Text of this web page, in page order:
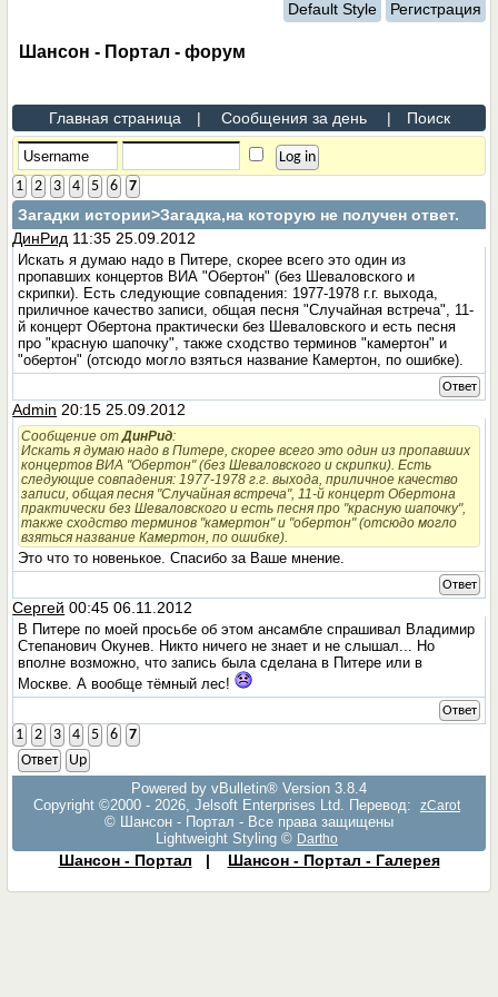
Default Style Регистрация
Шансон - Портал - форум
Главная страница | Сообщения за день | Поиск
1 2 3 4 5 6 7
Загадки истории>Загадка,на которую не получен ответ.
ДинРид 11:35 25.09.2012
Искать я думаю надо в Питере, скорее всего это один из
пропавших концертов ВИА "Обертон" (без Шеваловского и
скрипки). Есть следующие совпадения: 1977-1978 г.г. выхода,
приличное качество записи, общая песня "Случайная встреча", 11-
й концерт Обертона практически без Шеваловского и есть песня
про "красную шапочку", также сходство терминов "камертон" и
"обертон" (отсюдо могло взяться название Камертон, по ошибке).
Ответ
Admin 20:15 25.09.2012
Сообщение отДинРид:
Искать я думаю надо в Питере, скорее всего это один из пропавших
концертов ВИА "Обертон" (без Шеваловского и скрипки). Есть
следующие совпадения: 1977-1978 г.г. выхода, приличное качество
записи, общая песня "Случайная встреча", 11-й концерт Обертона
практически без Шеваловского и есть песня про "красную шапочку",
также сходство терминов "камертон" и "обертон" (отсюдо могло
взяться название Камертон, по ошибке).
Это что то новенькое. Спасибо за Ваше мнение.
Ответ
Сергей 00:45 06.11.2012
В Питере по моей просьбе об этом ансамбле спрашивал Владимир
Степанович Окунев. Никто ничего не знает и не слышал... Но
вполне возможно, что запись была сделана в Питере или в
Москве. А вообще тёмный лес!
Ответ
1 2 3 4 5 6
7
Ответ
Up
Powered by vBulletin® Version 3.8.4
Copyright ©2000 - 2026, Jelsoft Enterprises Ltd. Перевод:
zCarot
© Шансон - Портал - Все права защищены
Lightweight Styling © Dartho
Шансон - Портал | Шансон - Портал - Галерея